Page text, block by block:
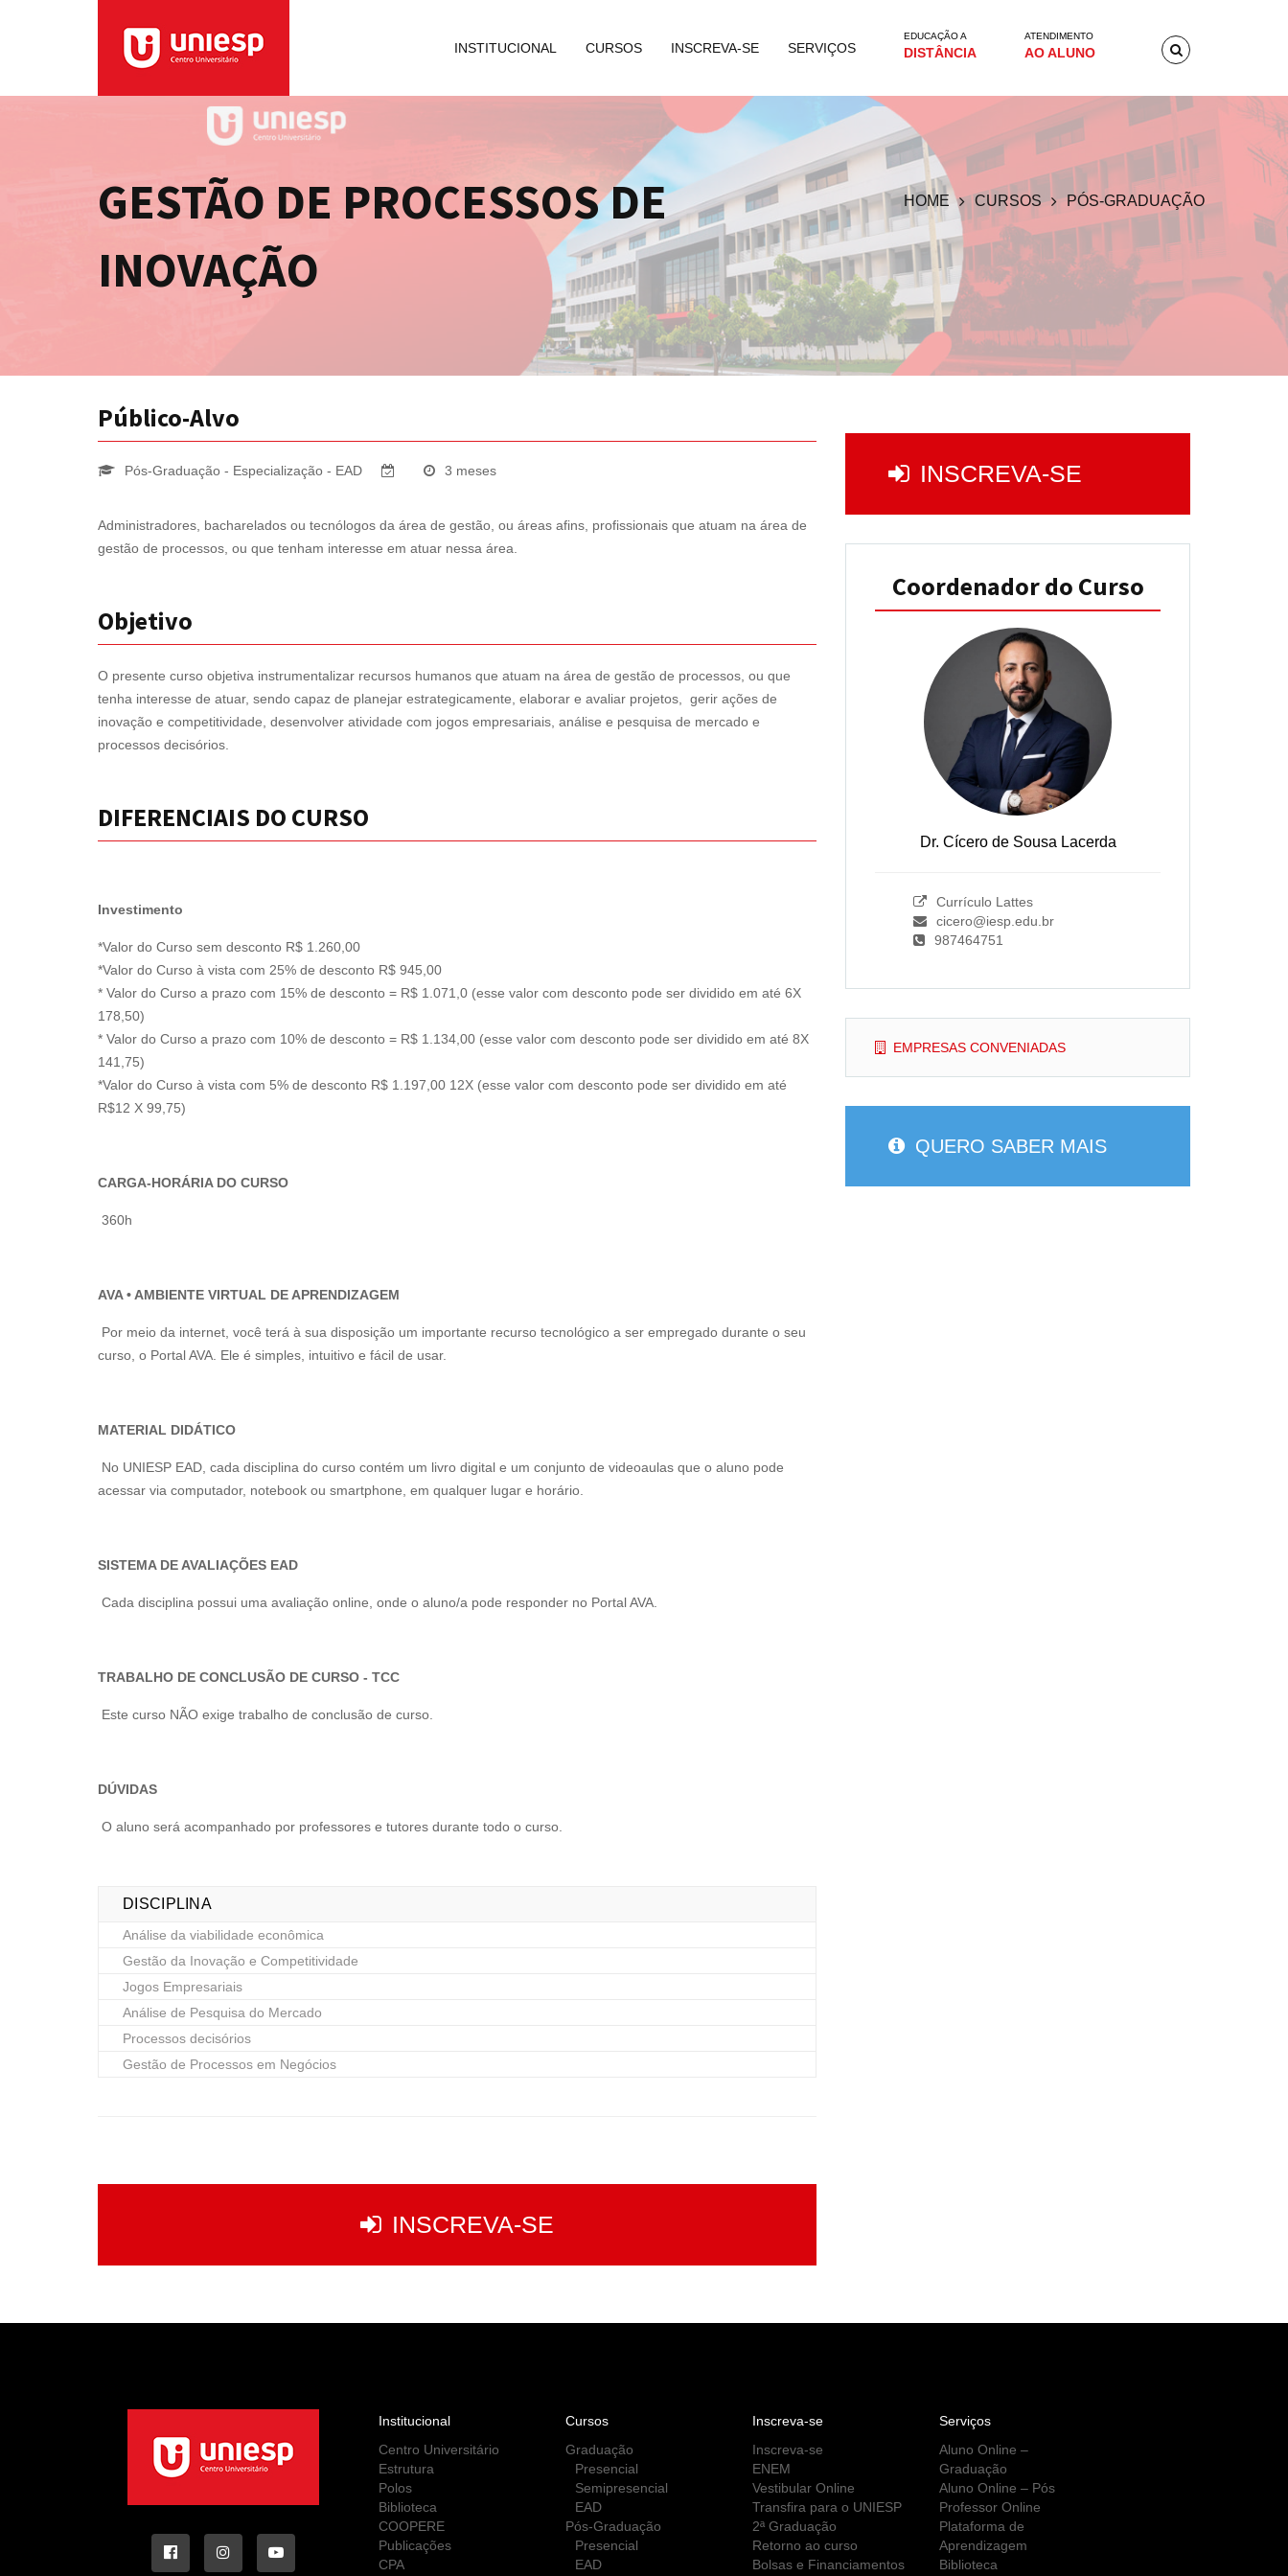
INSTITUCIONAL CURSOS INSCREVA-SE SERVIÇOS
EDUCAÇÃO A
DISTÂNCIA
ATENDIMENTO
AO ALUNO
GESTÃO DE PROCESSOS DE
INOVAÇÃO
HOME CURSOS PÓS-GRADUAÇÃO
Público-Alvo
Pós-Graduação - Especialização - EAD 3 meses
Administradores, bacharelados ou tecnólogos da área de gestão, ou áreas afins, profissionais que atuam na área de
gestão de processos, ou que tenham interesse em atuar nessa área.
Objetivo
O presente curso objetiva instrumentalizar recursos humanos que atuam na área de gestão de processos, ou que
tenha interesse de atuar, sendo capaz de planejar estrategicamente, elaborar e avaliar projetos, gerir ações de
inovação e competitividade, desenvolver atividade com jogos empresariais, análise e pesquisa de mercado e
processos decisórios.
DIFERENCIAIS DO CURSO
Investimento
*Valor do Curso sem desconto R$ 1.260,00
*Valor do Curso à vista com 25% de desconto R$ 945,00
* Valor do Curso a prazo com 15% de desconto = R$ 1.071,0 (esse valor com desconto pode ser dividido em até 6X
178,50)
* Valor do Curso a prazo com 10% de desconto = R$ 1.134,00 (esse valor com desconto pode ser dividido em até 8X
141,75)
*Valor do Curso à vista com 5% de desconto R$ 1.197,00 12X (esse valor com desconto pode ser dividido em até
R$12 X 99,75)
CARGA-HORÁRIA DO CURSO
360h
AVA • AMBIENTE VIRTUAL DE APRENDIZAGEM
Por meio da internet, você terá à sua disposição um importante recurso tecnológico a ser empregado durante o seu
curso, o Portal AVA. Ele é simples, intuitivo e fácil de usar.
MATERIAL DIDÁTICO
No UNIESP EAD, cada disciplina do curso contém um livro digital e um conjunto de videoaulas que o aluno pode
acessar via computador, notebook ou smartphone, em qualquer lugar e horário.
SISTEMA DE AVALIAÇÕES EAD
Cada disciplina possui uma avaliação online, onde o aluno/a pode responder no Portal AVA.
TRABALHO DE CONCLUSÃO DE CURSO - TCC
Este curso NÃO exige trabalho de conclusão de curso.
DÚVIDAS
O aluno será acompanhado por professores e tutores durante todo o curso.
DISCIPLINA
Análise da viabilidade econômica
Gestão da Inovação e Competitividade
Jogos Empresariais
Análise de Pesquisa do Mercado
Processos decisórios
Gestão de Processos em Negócios
INSCREVA-SE
INSCREVA-SE
Coordenador do Curso
Dr. Cícero de Sousa Lacerda
Currículo Lattes
cicero@iesp.edu.br
987464751
EMPRESAS CONVENIADAS
QUERO SABER MAIS
Institucional
Centro Universitário
Estrutura
Polos
Biblioteca
COOPERE
Publicações
CPA
Cursos
Graduação
Presencial
Semipresencial
EAD
Pós-Graduação
Presencial
EAD
Inscreva-se
Inscreva-se
ENEM
Vestibular Online
Transfira para o UNIESP
2ª Graduação
Retorno ao curso
Bolsas e Financiamentos
Serviços
Aluno Online –
Graduação
Aluno Online – Pós
Professor Online
Plataforma de
Aprendizagem
Biblioteca